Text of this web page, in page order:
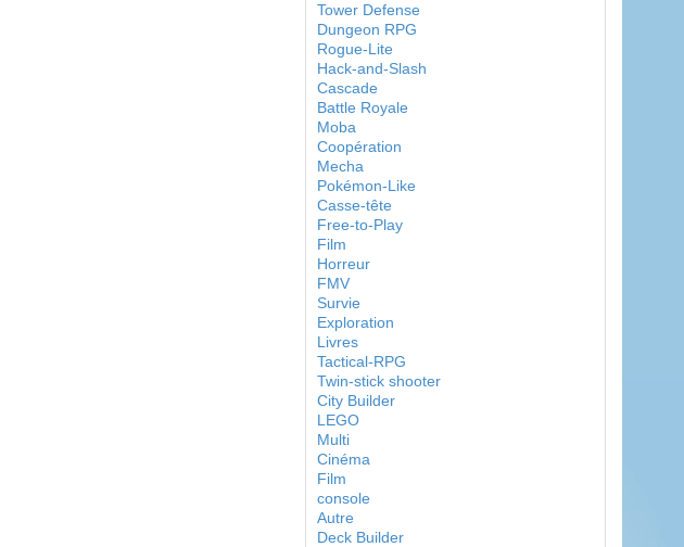
Tower Defense
Dungeon RPG
Rogue-Lite
Hack-and-Slash
Cascade
Battle Royale
Moba
Coopération
Mecha
Pokémon-Like
Casse-tête
Free-to-Play
Film
Horreur
FMV
Survie
Exploration
Livres
Tactical-RPG
Twin-stick shooter
City Builder
LEGO
Multi
Cinéma
Film
console
Autre
Deck Builder